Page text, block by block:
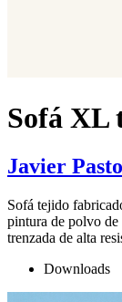
Sofá XL
Javier
Sofá tejido
pintura de polvo de
trenzada de alta
Downloads